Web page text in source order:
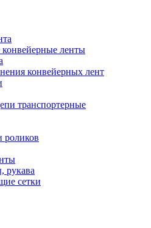
конвейерные ленты
конвейерных лент
транспортерные
роликов
рукава
сетки